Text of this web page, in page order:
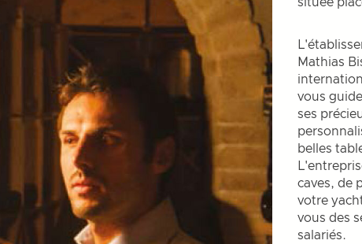
Mathias
vous
ses
belles
caves, de
votre
vous des
salariés.